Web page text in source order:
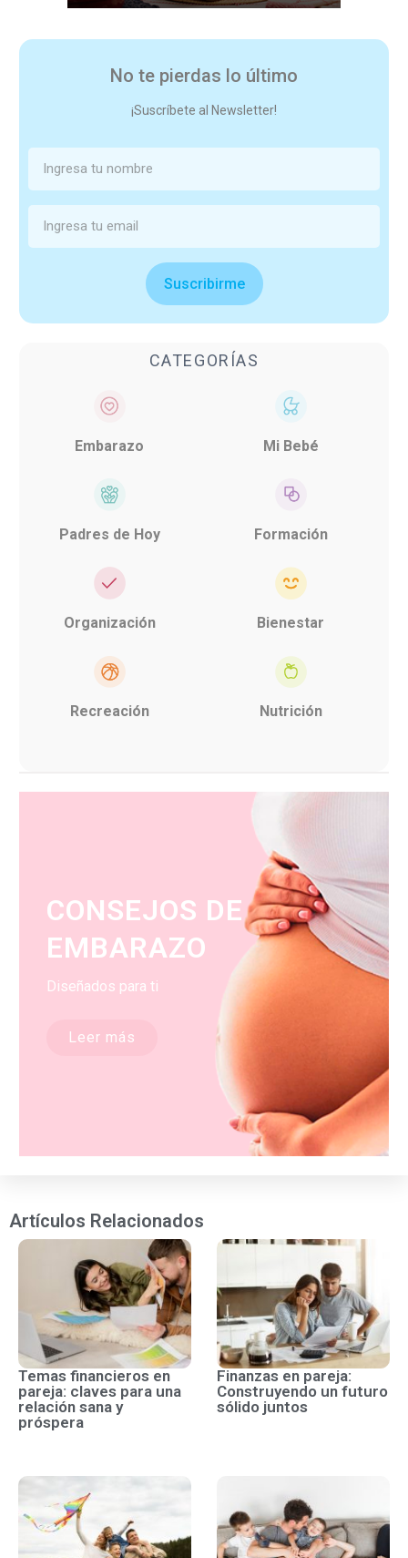
No te pierdas lo último
¡Suscríbete al Newsletter!
Suscribirme
CATEGORÍAS
Embarazo Mi Bebé
Padres de Hoy Formación
Organización Bienestar
Recreación Nutrición
CONSEJOS DE
EMBARAZO
Diseñados para ti
Leer más
Artículos Relacionados
Temas financieros en
pareja: claves para una
relación sana y
próspera
Finanzas en pareja:
Construyendo un futuro
sólido juntos